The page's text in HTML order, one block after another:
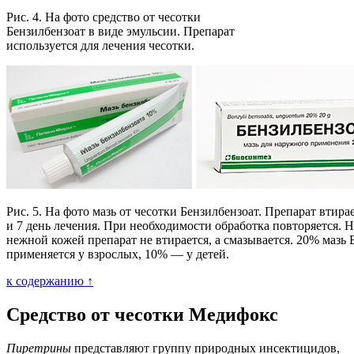
Рис. 4. На фото средство от чесотки
Бензилбензоат в виде эмульсии. Препарат
используется для лечения чесотки.
Рис. 5. На фото мазь от чесотки Бензилбензоат. Препарат
и 7 день лечения. При необходимости обработка повторяется.
нежной кожей препарат не втирается, а смазывается. 20% мазь
применяется у взрослых, 10% — у детей.
к содержанию ↑
Средство от чесотки Медифокс
Пиретрины представляют группу природных инсектицидов,